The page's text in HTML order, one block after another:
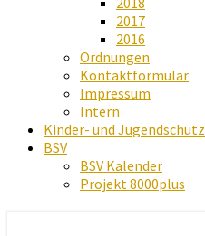
2017
2016
Ordnungen
Kontaktformular
Impressum
Intern
Kinder- und Jugendschutz
BSV
BSV Kalender
Projekt 8000plus